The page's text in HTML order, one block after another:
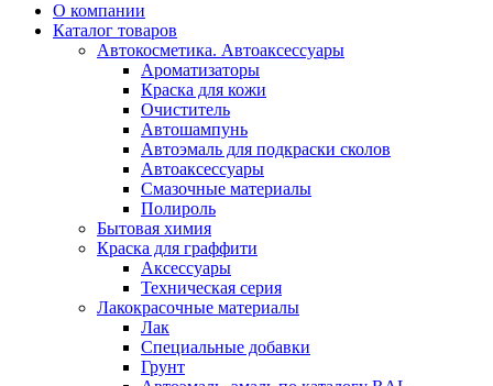
О компании
Каталог товаров
Автокосметика. Автоаксессуары
Ароматизаторы
Краска для кожи
Очиститель
Автошампунь
Автоэмаль для подкраски сколов
Автоаксессуары
Смазочные материалы
Полироль
Бытовая химия
Краска для граффити
Аксессуары
Техническая серия
Лакокрасочные материалы
Лак
Специальные добавки
Грунт